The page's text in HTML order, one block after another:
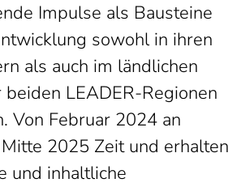
Impulse als Bausteine
sowohl in ihren
als auch im ländlichen
beiden LEADER-Regionen
Von Februar 2024 an
2025 Zeit und erhalten
und inhaltliche